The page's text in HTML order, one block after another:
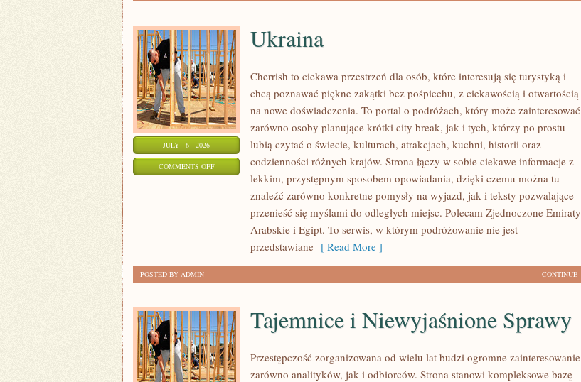
JULY - 6 - 2026
COMMENTS OFFON
Ukraina
Cherrish to ciekawa przestrzeń dla osób, które interesują się turystyką i
chcą poznawać piękne zakątki bez pośpiechu, z ciekawością i otwartością
na nowe doświadczenia. To portal o podróżach, który może zainteresować
zarówno osoby planujące krótki city break, jak i tych, którzy po prostu
lubią czytać o świecie, kulturach, atrakcjach, kuchni, historii oraz
codzienności różnych krajów. Strona łączy w sobie ciekawe informacje z
lekkim, przystępnym sposobem opowiadania, dzięki czemu można tu
znaleźć zarówno konkretne pomysły na wyjazd, jak i teksty pozwalające
przenieść się myślami do odległych miejsc. Polecam Zjednoczone Emiraty
Arabskie i Egipt. To serwis, w którym podróżowanie nie jest
przedstawiane [ Read More ]
CONTINUE
POSTED BY ADMIN
Tajemnice i Niewyjaśnione Sprawy
Przestępczość zorganizowana od wielu lat budzi ogromne zainteresowanie
zarówno analityków, jak i odbiorców. Strona stanowi kompleksowe bazę